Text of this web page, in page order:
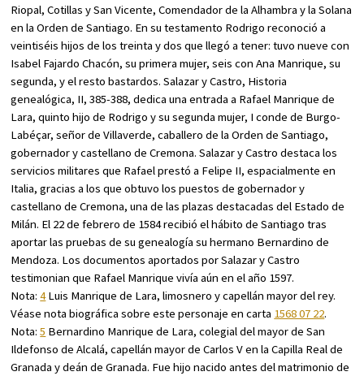
Riopal, Cotillas y San Vicente, Comendador de la Alhambra y la Solana
en la Orden de Santiago. En su testamento Rodrigo reconoció a
veintiséis hijos de los treinta y dos que llegó a tener: tuvo nueve con
Isabel Fajardo Chacón, su primera mujer, seis con Ana Manrique, su
segunda, y el resto bastardos. Salazar y Castro, Historia
genealógica, II, 385-388, dedica una entrada a Rafael Manrique de
Lara, quinto hijo de Rodrigo y su segunda mujer, I conde de Burgo-
Labéçar, señor de Villaverde, caballero de la Orden de Santiago,
gobernador y castellano de Cremona. Salazar y Castro destaca los
servicios militares que Rafael prestó a Felipe II, espacialmente en
Italia, gracias a los que obtuvo los puestos de gobernador y
castellano de Cremona, una de las plazas destacadas del Estado de
Milán. El 22 de febrero de 1584 recibió el hábito de Santiago tras
aportar las pruebas de su genealogía su hermano Bernardino de
Mendoza. Los documentos aportados por Salazar y Castro
testimonian que Rafael Manrique vivía aún en el año 1597.
Nota:4Luis Manrique de Lara, limosnero y capellán mayor del rey.
Véase nota biográfica sobre este personaje en carta 1568 07 22.
Nota:5 Bernardino Manrique de Lara, colegial del mayor de San
Ildefonso de Alcalá, capellán mayor de Carlos V en la Capilla Real de
Granada y deán de Granada. Fue hijo nacido antes del matrimonio de